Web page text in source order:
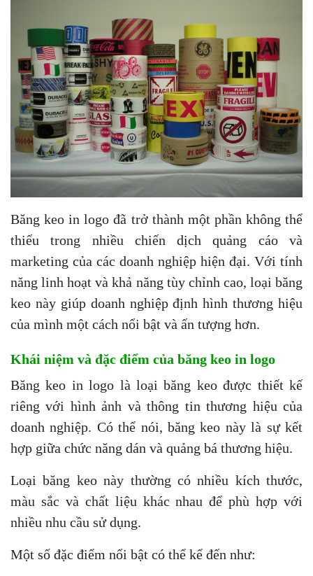
Băng keo in logo đã trở thành một phần không thể
thiếu trong nhiều chiến dịch quảng cáo và
marketing của các doanh nghiệp hiện đại. Với tính
năng linh hoạt và khả năng tùy chỉnh cao, loại băng
keo này giúp doanh nghiệp định hình thương hiệu
của mình một cách nổi bật và ấn tượng hơn.
Khái niệm và đặc điểm của băng keo in logo
Băng keo in logo là loại băng keo được thiết kế
riêng với hình ảnh và thông tin thương hiệu của
doanh nghiệp. Có thể nói, băng keo này là sự kết
hợp giữa chức năng dán và quảng bá thương hiệu.
Loại băng keo này thường có nhiều kích thước,
màu sắc và chất liệu khác nhau để phù hợp với
nhiều nhu cầu sử dụng.
Một số đặc điểm nổi bật có thể kể đến như: